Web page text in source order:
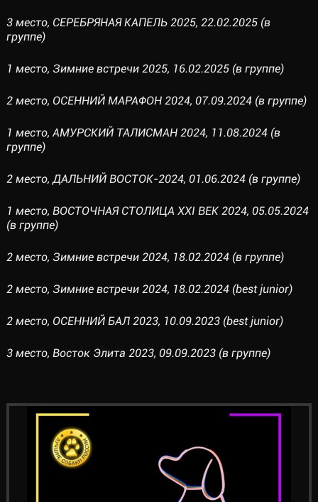
3 место, СЕРЕБРЯНАЯ КАПЕЛЬ 2025, 22.02.2025 (в
группе)
1 место, Зимние встречи 2025, 16.02.2025 (в группе)
2 место, ОСЕННИЙ МАРАФОН 2024, 07.09.2024 (в группе)
1 место, АМУРСКИЙ ТАЛИСМАН 2024, 11.08.2024 (в
группе)
2 место, ДАЛЬНИЙ ВОСТОК-2024, 01.06.2024 (в группе)
1 место, ВОСТОЧНАЯ СТОЛИЦА XXI ВЕК 2024, 05.05.2024
(в группе)
2 место, Зимние встречи 2024, 18.02.2024 (в группе)
2 место, Зимние встречи 2024, 18.02.2024 (best junior)
2 место, ОСЕННИЙ БАЛ 2023, 10.09.2023 (best junior)
3 место, Восток Элита 2023, 09.09.2023 (в группе)